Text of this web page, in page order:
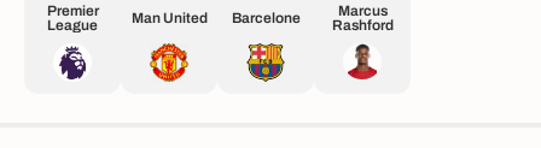
Premier
League
Man United Barcelone
Marcus
Rashford